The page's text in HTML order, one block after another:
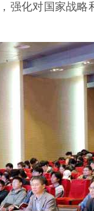
强化对国家战